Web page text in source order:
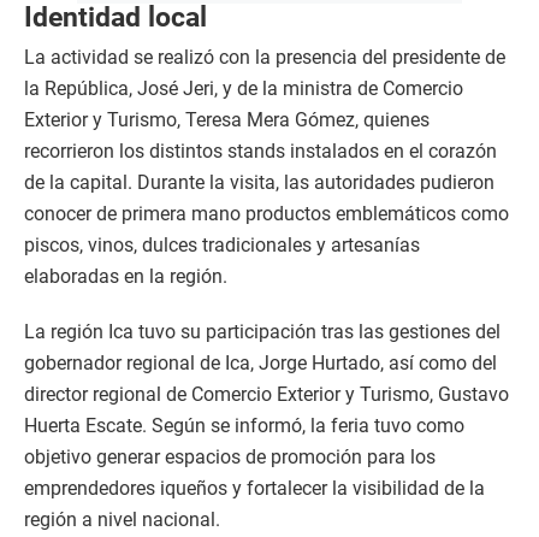
Identidad local
La actividad se realizó con la presencia del presidente de
la República, José Jeri, y de la ministra de Comercio
Exterior y Turismo, Teresa Mera Gómez, quienes
recorrieron los distintos stands instalados en el corazón
de la capital. Durante la visita, las autoridades pudieron
conocer de primera mano productos emblemáticos como
piscos, vinos, dulces tradicionales y artesanías
elaboradas en la región.
La región Ica tuvo su participación tras las gestiones del
gobernador regional de Ica, Jorge Hurtado, así como del
director regional de Comercio Exterior y Turismo, Gustavo
Huerta Escate. Según se informó, la feria tuvo como
objetivo generar espacios de promoción para los
emprendedores iqueños y fortalecer la visibilidad de la
región a nivel nacional.